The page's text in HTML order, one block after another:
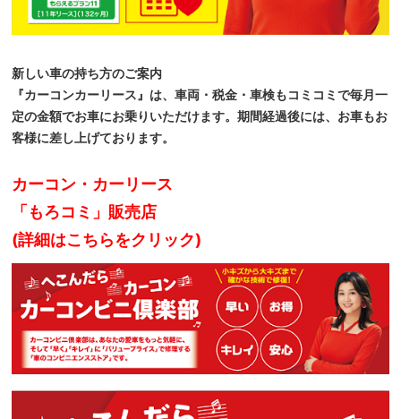
新しい車の持ち方のご案内
『カーコンカーリース』は、車両・税金・車検もコミコミで毎月一
定の金額でお車にお乗りいただけます。期間経過後には、お車もお
客様に差し上げております。
カーコン・カーリース
「もろコミ」販売店
(詳細はこちらをクリック)